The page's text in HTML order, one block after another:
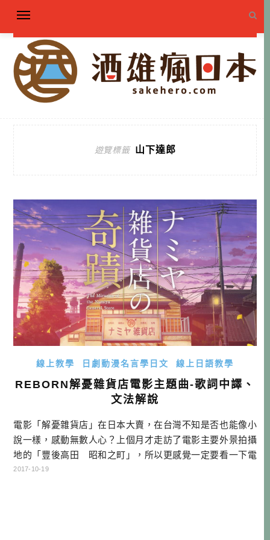
遊覽標籤 山下達郎
線上教學 日劇動漫名言學日文 線上日語教學
REBORN解憂雜貨店電影主題曲-歌詞中譯、
文法解說
電影「解憂雜貨店」在日本大賣，在台灣不知是否也能像小
說一樣，感動無數人心？上個月才走訪了電影主要外景拍攝
地的「豐後高田 昭和之町」，所以更感覺一定要看一下電
影才行，便火速去看了。本篇沒有要劇透的意思，只給個簡
2017-10-19